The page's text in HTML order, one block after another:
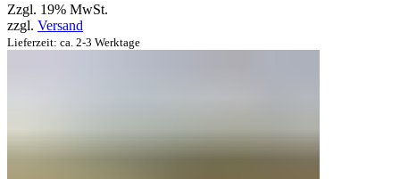
Zzgl. 19% MwSt.
zzgl. Versand
Lieferzeit: ca. 2-3 Werktage